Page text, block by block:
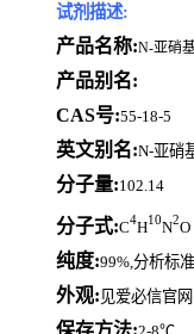
试剂描述:
产品名称:N-亚硝
产品别名:
CAS号:55-18-5
英文别名:N-亚硝
分子量:102.14
分子式:C4H10N2O
纯度:99%,分析标
外观: 见爱必信官网
保存方法: